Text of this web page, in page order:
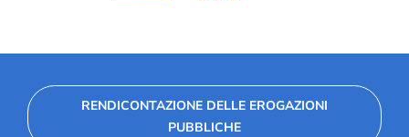
RENDICONTAZIONE DELLE EROGAZIONI
PUBBLICHE